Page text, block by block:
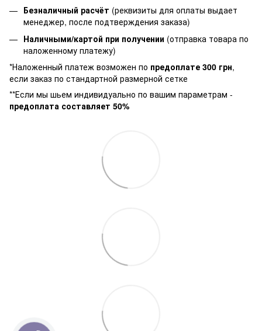
Безналичный расчёт (реквизиты для оплаты выдает
менеджер, после подтверждения заказа)
Наличными/картой при получении (отправка товара по
наложенному платежу)
*Наложенный платеж возможен по предоплате 300 грн,
если заказ по стандартной размерной сетке
**Если мы шьем индивидуально по вашим параметрам -
предоплата составляет 50%